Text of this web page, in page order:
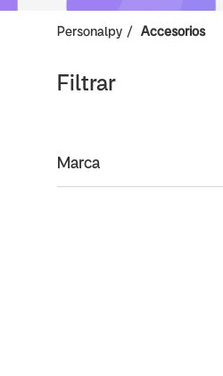
Personalpy Accesorios
Filtrar
Marca